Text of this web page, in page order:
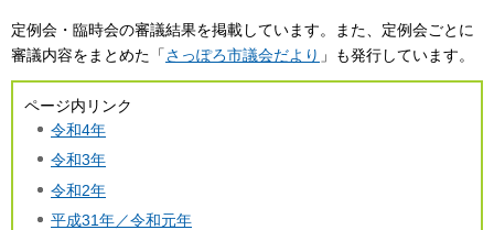
定例会・臨時会の審議結果を掲載しています。また、定例会ごとに
審議内容をまとめた「さっぽろ市議会だより 」も発行しています。
ページ内リンク
令和4年
令和3年
令和2年
平成31年／令和元年